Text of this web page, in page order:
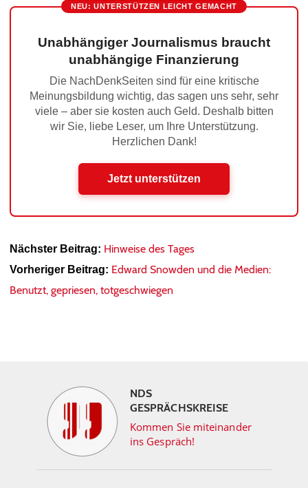
NEU: UNTERSTÜTZEN LEICHT GEMACHT
Unabhängiger Journalismus braucht
unabhängige Finanzierung
Die NachDenkSeiten sind für eine kritische
Meinungsbildung wichtig, das sagen uns sehr, sehr
viele – aber sie kosten auch Geld. Deshalb bitten
wir Sie, liebe Leser, um Ihre Unterstützung.
Herzlichen Dank!
Jetzt unterstützen
Nächster Beitrag: Hinweise des Tages
Vorheriger Beitrag: Edward Snowden und die Medien:
Benutzt, gepriesen, totgeschwiegen
NDS
GESPRÄCHSKREISE
Kommen Sie miteinander
ins Gespräch!